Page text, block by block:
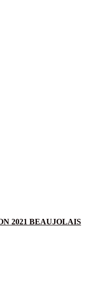
2021 BEAUJOLAIS